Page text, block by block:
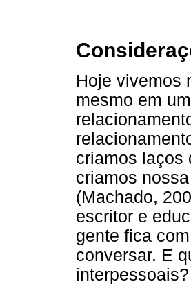
Hoje vivemos
mesmo em
criamos laços
criamos
(Machado,
escritor e
gente fica
conversar. E
interpessoais?